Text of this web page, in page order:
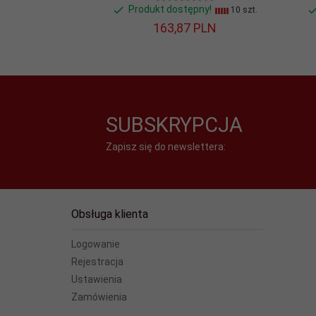
MMS: Tak
Oznaczenia:
www:
Przekątna
ekranu:
Rozmowy video:
Produkt dostępny! 10 szt.
163,87 PLN
SUBSKRYPCJA
Zapisz się do newslettera:
Obsługa klienta
Logowanie
Rejestracja
Ustawienia
Zamówienia